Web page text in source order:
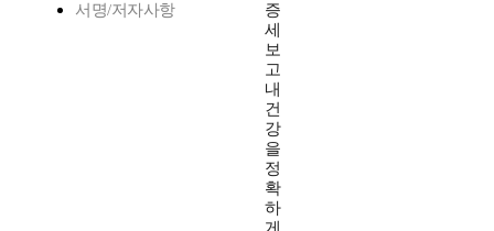
서명/저자사항
증
세
보
고
내
건
강
을
정
확
하